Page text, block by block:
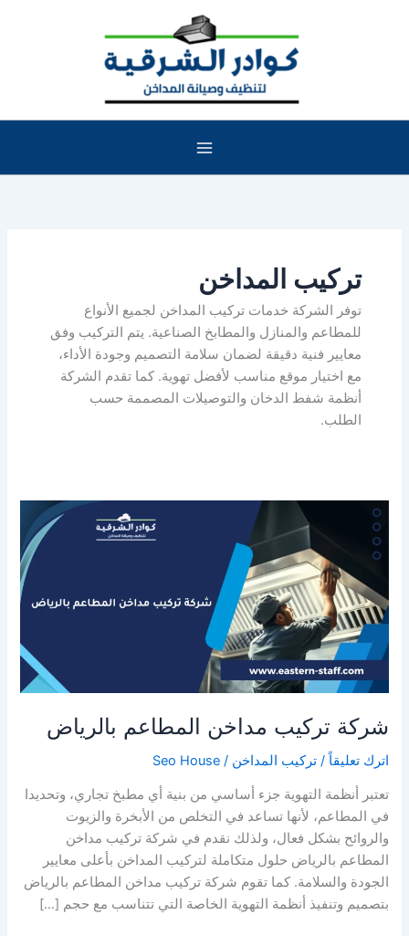
تركيب المداخن
توفر الشركة خدمات تركيب المداخن لجميع الأنواع
للمطاعم والمنازل والمطابخ الصناعية. يتم التركيب وفق
معايير فنية دقيقة لضمان سلامة التصميم وجودة الأداء،
مع اختيار موقع مناسب لأفضل تهوية. كما تقدم الشركة
أنظمة شفط الدخان والتوصيلات المصممة حسب
الطلب.
شركة تركيب مداخن المطاعم بالرياض
اترك تعليقاً /تركيب المداخن /
Seo House
تعتبر أنظمة التهوية جزء أساسي من بنية أي مطبخ تجاري، وتحديدا
في المطاعم، لأنها تساعد في التخلص من الأبخرة والزيوت
والروائح بشكل فعال، ولذلك نقدم في شركة تركيب مداخن
المطاعم بالرياض حلول متكاملة لتركيب المداخن بأعلى معايير
الجودة والسلامة. كما تقوم شركة تركيب مداخن المطاعم بالرياض
بتصميم وتنفيذ أنظمة التهوية الخاصة التي تتناسب مع حجم […]